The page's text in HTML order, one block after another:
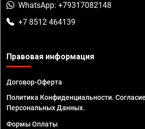
WhatsApp: +79317082148
+7 8512 464139
Правовая информация
Договор-Оферта
Политика Конфиденциальности.
Персональных Данных.
Формы Оплаты